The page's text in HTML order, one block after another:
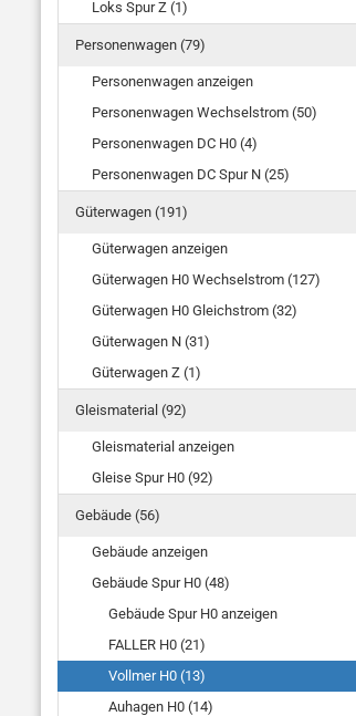
Loks Spur Z (1)
Personenwagen (79)
Personenwagen anzeigen
Personenwagen Wechselstrom (50)
Personenwagen DC H0 (4)
Personenwagen DC Spur N (25)
Güterwagen (191)
Güterwagen anzeigen
Güterwagen H0 Wechselstrom (127)
Güterwagen H0 Gleichstrom (32)
Güterwagen N (31)
Güterwagen Z (1)
Gleismaterial (92)
Gleismaterial anzeigen
Gleise Spur H0 (92)
Gebäude (56)
Gebäude anzeigen
Gebäude Spur H0 (48)
Gebäude Spur H0 anzeigen
FALLER H0 (21)
Vollmer H0 (13)
Auhagen H0 (14)